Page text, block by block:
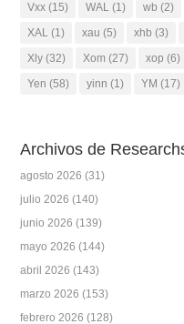
Vxx (15) WAL (1) wb (2)
XAL (1) xau (5) xhb (3)
Xly (32) Xom (27) xop (6)
Yen (58) yinn (1) YM (17)
Archivos de
agosto 2026 (31)
julio 2026 (140)
junio 2026 (139)
mayo 2026 (144)
abril 2026 (143)
marzo 2026 (153)
febrero 2026 (128)